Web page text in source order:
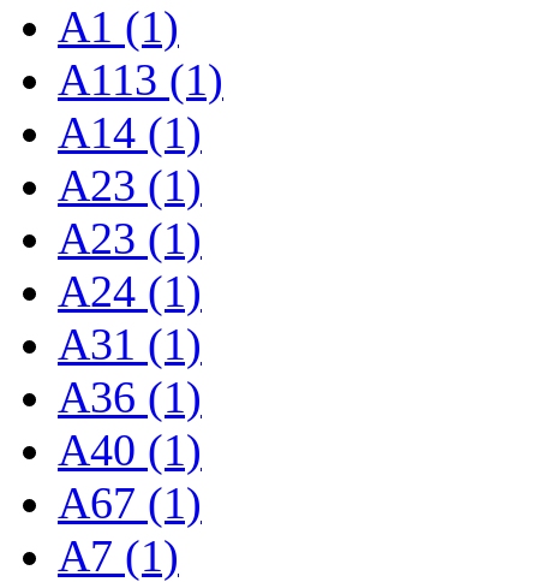
A1 (1)
A113 (1)
A14 (1)
A23 (1)
A23 (1)
A24 (1)
A31 (1)
A36 (1)
A40 (1)
A67 (1)
A7 (1)